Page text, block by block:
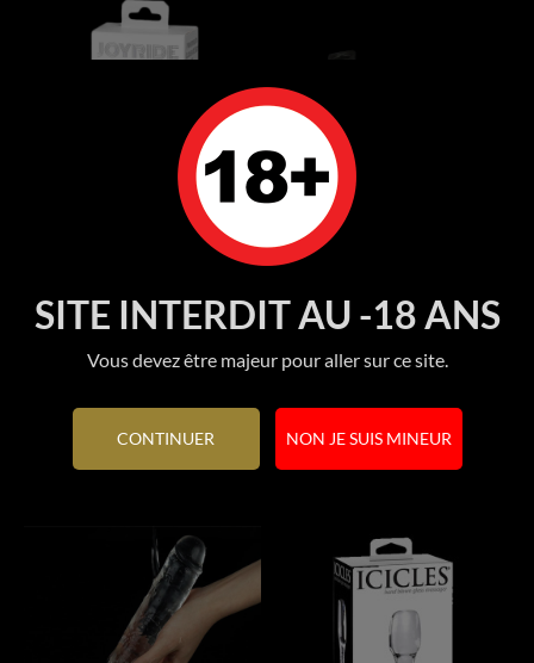
SITE INTERDIT AU -18 ANS
Vous devez être majeur pour aller sur ce site.
CONTINUER NON JE SUIS MINEUR
Gode en verre Set 01...
Prix
8 450 FCFP
ERECTION ASSISTANT 8.5...
Prix
7 950 FCFP